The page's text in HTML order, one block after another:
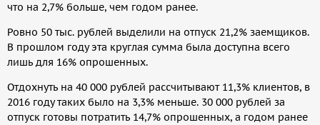
что на 2,7% больше, чем годом ранее.
Ровно 50 тыс. рублей выделили на отпуск 21,2% заемщиков.
В прошлом году эта круглая сумма была доступна всего
лишь для 16% опрошенных.
Отдохнуть на 40 000 рублей рассчитывают 11,3% клиентов, в
2016 году таких было на 3,3% меньше. 30 000 рублей за
отпуск готовы потратить 14,7% опрошенных, а годом ранее